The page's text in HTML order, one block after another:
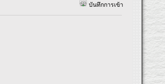
บันทึกการเข้า